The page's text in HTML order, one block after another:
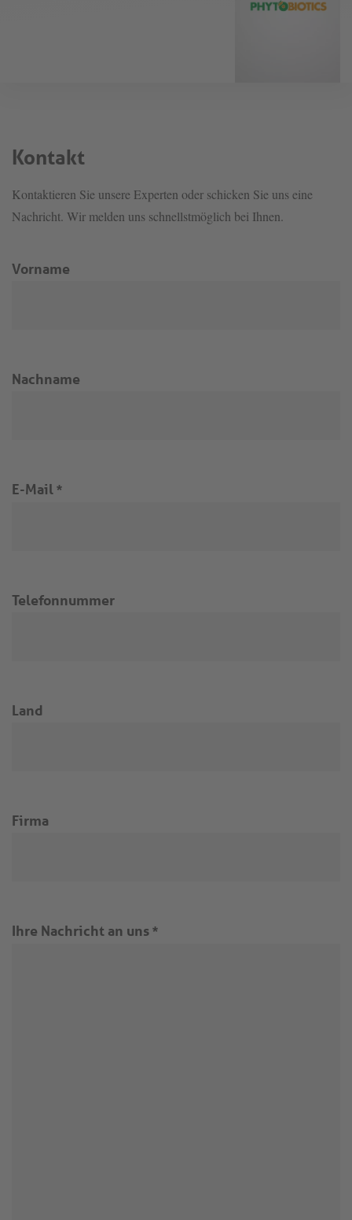
Kontakt
Kontaktieren Sie unsere Experten oder schicken Sie uns eine
Nachricht. Wir melden uns schnellstmöglich bei Ihnen.
Vorname
Nachname
E-Mail *
Telefonnummer
Land
Firma
Ihre Nachricht an uns *